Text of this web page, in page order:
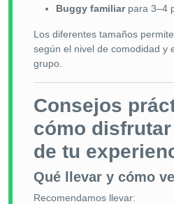
Buggy familiarpara 3–4
Los diferentes tamaños
según el nivel de comodidad y
grupo.
Consejos
cómo
de tu
Qué llevar y cómo
Recomendamos llevar: